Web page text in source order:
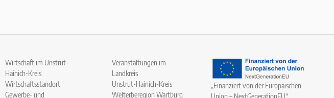
Wirtschaft im Unstrut-
Hainich-Kreis
Wirtschaftsstandort
Gewerbe- und
Veranstaltungen im
Landkreis
Unstrut-Hainich-Kreis
Welterberegion Wartburg
„Finanziert von der Europäischen
Union – NextGenerationEU“